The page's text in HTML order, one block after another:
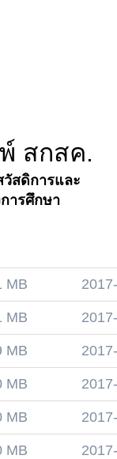
สกสค.
สดิการและ
ารศึกษา
MB
MB
MB
MB
MB
MB